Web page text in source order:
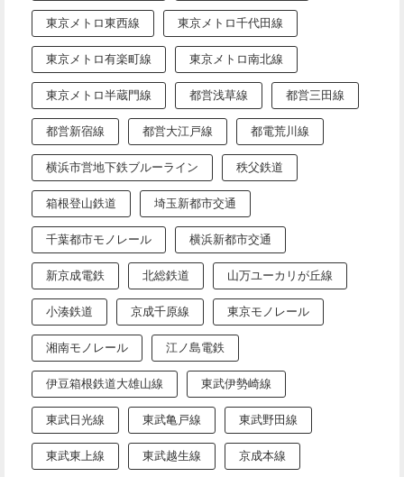
東京メトロ東西線 東京メトロ千代田線
東京メトロ有楽町線 東京メトロ南北線
東京メトロ半蔵門線 都営浅草線 都営三田線
都営新宿線 都営大江戸線 都電荒川線
横浜市営地下鉄ブルーライン 秩父鉄道
箱根登山鉄道 埼玉新都市交通
千葉都市モノレール 横浜新都市交通
新京成電鉄 北総鉄道 山万ユーカリが丘線
小湊鉄道 京成千原線 東京モノレール
湘南モノレール 江ノ島電鉄
伊豆箱根鉄道大雄山線 東武伊勢崎線
東武日光線 東武亀戸線 東武野田線
東武東上線 東武越生線 京成本線